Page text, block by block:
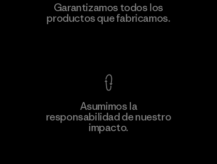
Garantizamos todos los
productos que fabricamos.
Asumimos la
responsabilidad de nuestro
impacto.